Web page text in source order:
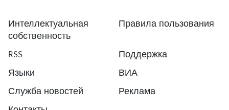
Интеллектуальная
собственность
Правила пользования
RSS
Поддержка
Языки
ВИА
Служба новостей
Реклама